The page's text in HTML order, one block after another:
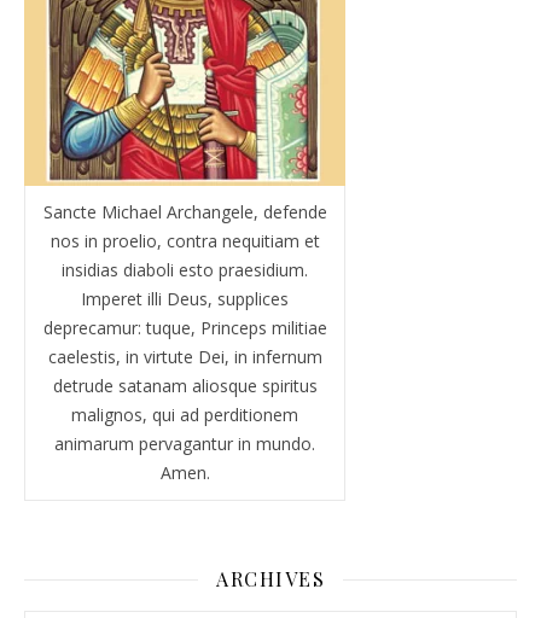
Sancte Michael Archangele, defende
nos in proelio, contra nequitiam et
insidias diaboli esto praesidium.
Imperet illi Deus, supplices
deprecamur: tuque, Princeps militiae
caelestis, in virtute Dei, in infernum
detrude satanam aliosque spiritus
malignos, qui ad perditionem
animarum pervagantur in mundo.
Amen.
ARCHIVES